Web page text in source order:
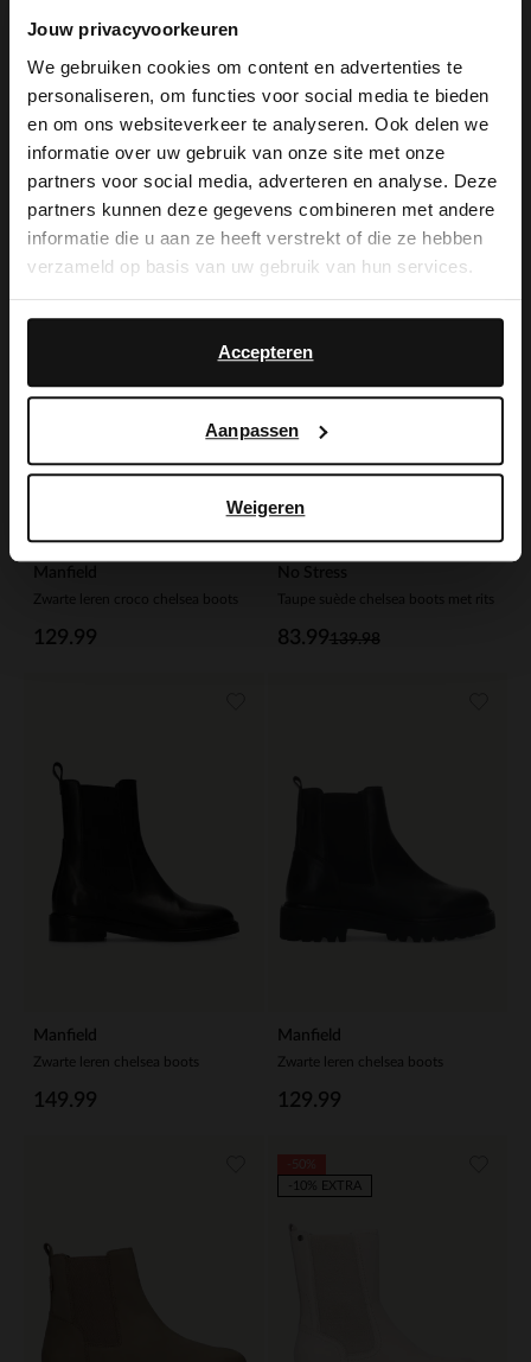
Jouw privacyvoorkeuren
We gebruiken cookies om content en advertenties te
personaliseren, om functies voor social media te bieden
en om ons websiteverkeer te analyseren. Ook delen we
informatie over uw gebruik van onze site met onze
partners voor social media, adverteren en analyse. Deze
partners kunnen deze gegevens combineren met andere
informatie die u aan ze heeft verstrekt of die ze hebben
verzameld op basis van uw gebruik van hun services.
Accepteren
Aanpassen
Weigeren
Donkerblauwe leren chelsea boots met croco details
129.99
Zwarte leren chelsea boots
129.99
Manfield
Zwarte leren croco chelsea boots
129.99
Taupe suède chelsea boots met rits
139.98
83.99
-40%
-10% EXTRA
Manfield
Zwarte leren chelsea boots
149.99
Manfield
Zwarte leren chelsea boots
129.99
-10% EXTRA
×
View this website in English?
It looks like your language isn't Dutch. Would
you like to switch to English?
English